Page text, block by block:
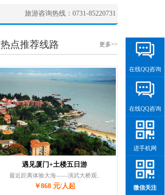
旅游咨询热线：0731-85220731
热点推荐线路 更多>>
遇见厦门+土楼五日游
最近距离体验大海——演武大桥观..
￥868 元/人起
在线QQ咨询
在线QQ咨询
进手机网
微信关注